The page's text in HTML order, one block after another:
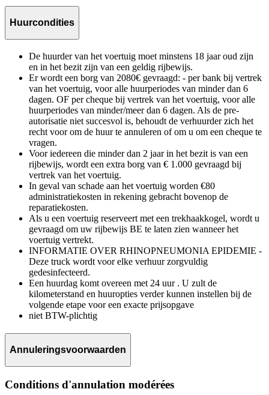
Huurcondities
De huurder van het voertuig moet minstens 18 jaar oud zijn
en in het bezit zijn van een geldig rijbewijs.
Er wordt een borg van 2080€ gevraagd: - per bank bij vertrek
van het voertuig, voor alle huurperiodes van minder dan 6
dagen. OF per cheque bij vertrek van het voertuig, voor alle
huurperiodes van minder/meer dan 6 dagen. Als de pre-
autorisatie niet succesvol is, behoudt de verhuurder zich het
recht voor om de huur te annuleren of om u om een cheque te
vragen.
Voor iedereen die minder dan 2 jaar in het bezit is van een
rijbewijs, wordt een extra borg van € 1.000 gevraagd bij
vertrek van het voertuig.
In geval van schade aan het voertuig worden €80
administratiekosten in rekening gebracht bovenop de
reparatiekosten.
Als u een voertuig reserveert met een trekhaakkogel, wordt u
gevraagd om uw rijbewijs BE te laten zien wanneer het
voertuig vertrekt.
INFORMATIE OVER RHINOPNEUMONIA EPIDEMIE -
Deze truck wordt voor elke verhuur zorgvuldig
gedesinfecteerd.
Een huurdag komt overeen met 24 uur . U zult de
kilometerstand en huuropties verder kunnen instellen bij de
volgende etape voor een exacte prijsopgave
niet BTW-plichtig
Annuleringsvoorwaarden
Conditions d'annulation modérées